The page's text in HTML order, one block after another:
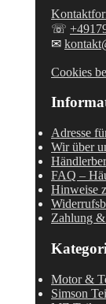
☏
✉
Cookies
Adresse
Wir über
FAQ –
Hinweise
Zahlung
Motor &
Simson